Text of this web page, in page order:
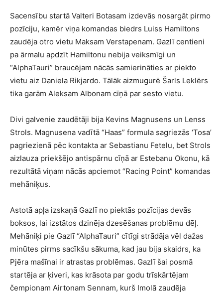
Sacensību startā Valteri Botasam izdevās nosargāt pirmo
pozīciju, kamēr viņa komandas biedrs Luiss Hamiltons
zaudēja otro vietu Maksam Verstapenam. Gazlī centieni
pa ārmalu apdzīt Hamiltonu nebija veiksmīgi un
“AlphaTauri” braucējam nācās samierināties ar piekto
vietu aiz Daniela Rikjardo. Tālāk aizmugurē Šarls Leklērs
tika garām Aleksam Albonam cīņā par sesto vietu.
Divi galvenie zaudētāji bija Kevins Magnusens un Lenss
Strols. Magnusena vadītā “Haas” formula sagriezās ‘Tosa’
pagriezienā pēc kontakta ar Sebastianu Fetelu, bet Strols
aizlauza priekšējo antispārnu cīņā ar Estebanu Okonu, kā
rezultātā viņam nācās apciemot “Racing Point” komandas
mehāniķus.
Astotā apļa izskaņā Gazlī no piektās pozīcijas devās
boksos, lai izstātos dzinēja dzesēšanas problēmu dēļ.
Mehāniķi pie Gazlī “AlphaTauri” cītīgi strādāja vēl dažas
minūtes pirms sacīkšu sākuma, kad jau bija skaidrs, ka
Pjēra mašīnai ir atrastas problēmas. Gazlī šai posmā
startēja ar ķiveri, kas krāsota par godu trīskārtējam
čempionam Airtonam Sennam, kurš Imolā zaudēja